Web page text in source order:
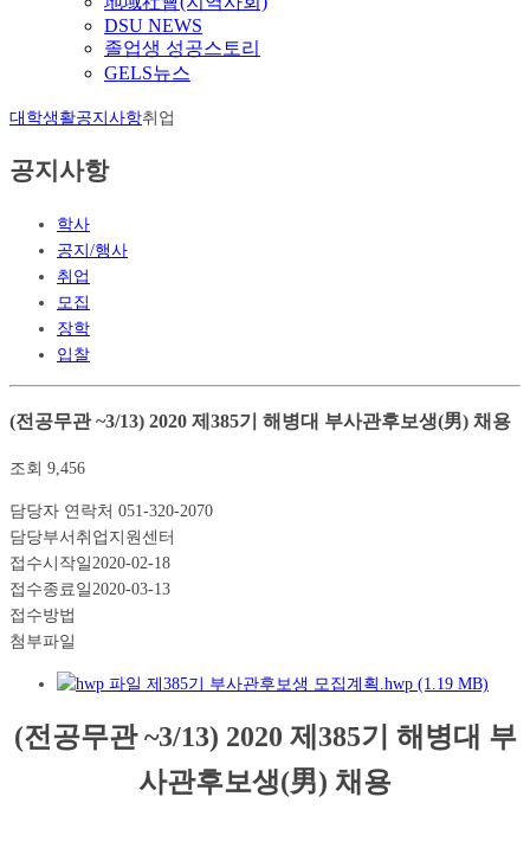
DSU NEWS
졸업생 성공스토리
GELS뉴스
대학생활공지사항취업
공지사항
학사
공지/행사
취업
모집
장학
입찰
(전공무관 ~3/13) 2020 제385기 해병대 부사관후보생(男) 채용
조회 9,456
담당자 연락처 051-320-2070
담당부서 취업지원센터
접수시작일2020-02-18
접수종료일2020-03-13
접수방법
첨부파일
제385기 부사관후보생 모집계획.hwp (1.19 MB)
(전공무관~3/13) 2020 제 385기 해병대 부
사관후보생(男) 채용